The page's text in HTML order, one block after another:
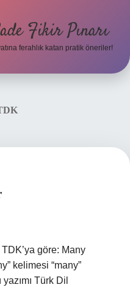
Fikir Pınarı
ferahlık katan pratik öneriler!
göre: Many
kelimesi “many”
Türk Dil